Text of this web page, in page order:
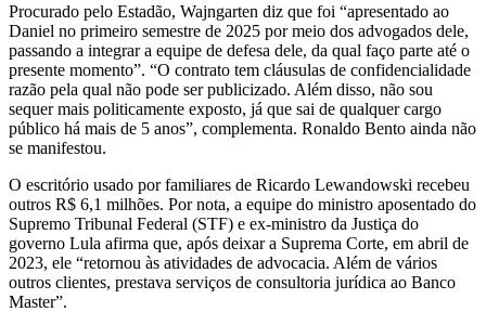
Procurado pelo Estadão, Wajngarten diz que foi “apresentado ao
Daniel no primeiro semestre de 2025 por meio dos advogados dele,
passando a integrar a equipe de defesa dele, da qual faço parte até o
presente momento”. “O contrato tem cláusulas de confidencialidade
razão pela qual não pode ser publicizado. Além disso, não sou
sequer mais politicamente exposto, já que sai de qualquer cargo
público há mais de 5 anos”, complementa. Ronaldo Bento ainda não
se manifestou.
O escritório usado por familiares de Ricardo Lewandowski recebeu
outros R$ 6,1 milhões. Por nota, a equipe do ministro aposentado do
Supremo Tribunal Federal (STF) e ex-ministro da Justiça do
governo Lula afirma que, após deixar a Suprema Corte, em abril de
2023, ele “retornou às atividades de advocacia. Além de vários
outros clientes, prestava serviços de consultoria jurídica ao Banco
Master”.